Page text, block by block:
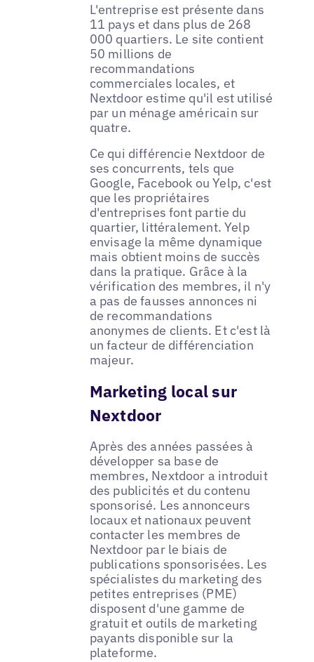
L'entreprise est présente dans
11 pays et dans plus de 268
000 quartiers. Le site contient
50 millions de
recommandations
commerciales locales, et
Nextdoor estime qu'il est utilisé
par un ménage américain sur
quatre.
Ce qui différencie Nextdoor de
ses concurrents, tels que
Google, Facebook ou Yelp, c'est
que les propriétaires
d'entreprises font partie du
quartier, littéralement. Yelp
envisage la même dynamique
mais obtient moins de succès
dans la pratique. Grâce à la
vérification des membres, il n'y
a pas de fausses annonces ni
de recommandations
anonymes de clients. Et c'est là
un facteur de différenciation
majeur.
Marketing local sur
Nextdoor
Après des années passées à
développer sa base de
membres, Nextdoor a introduit
des publicités et du contenu
sponsorisé. Les annonceurs
locaux et nationaux peuvent
contacter les membres de
Nextdoor par le biais de
publications sponsorisées. Les
spécialistes du marketing des
petites entreprises (PME)
disposent d'une gamme de
gratuit et outils de marketing
payants disponible sur la
plateforme.